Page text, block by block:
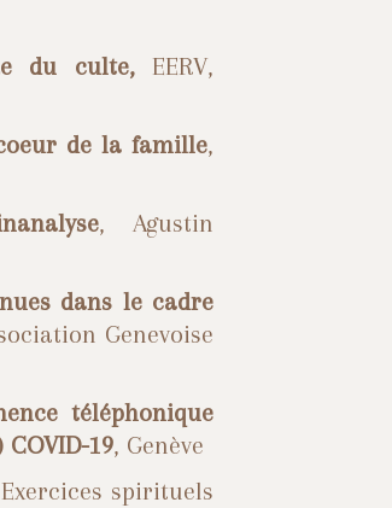
du culte, EERV,
de la famille,
, Agustin
dans le cadre
Genevoise
téléphonique
COVID-19, Genève
spirituels